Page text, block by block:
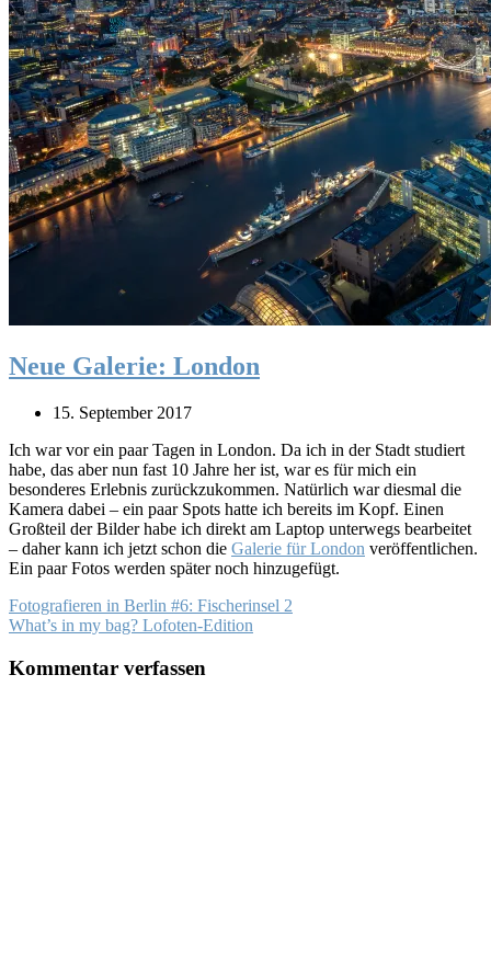
Neue Galerie: London
15. September 2017
Ich war vor ein paar Tagen in London. Da ich in der Stadt studiert
habe, das aber nun fast 10 Jahre her ist, war es für mich ein
besonderes Erlebnis zurückzukommen. Natürlich war diesmal die
Kamera dabei – ein paar Spots hatte ich bereits im Kopf. Einen
Großteil der Bilder habe ich direkt am Laptop unterwegs bearbeitet
– daher kann ich jetzt schon die Galerie für London veröffentlichen.
Ein paar Fotos werden später noch hinzugefügt.
Fotografieren in Berlin #6: Fischerinsel 2
What’s in my bag? Lofoten-Edition
Kommentar verfassen